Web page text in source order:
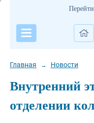
Главная → Новости
Внутренний
отделении